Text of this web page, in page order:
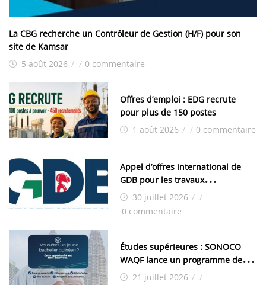
La CBG recherche un Contrôleur de Gestion (H/F) pour son
site de Kamsar
5 août 2026 / / 0 commentaire
Offres d’emploi : EDG recrute
pour plus de 150 postes
1 août 2026 / / 0 commentaire
Appel d’offres international de
GDB pour les travaux
d’aménagement de la zone
industrielle de FANDJE (PAZIF)
30 juillet 2026 / /
0 commentaire
Études supérieures : SONOCO
WAQF lance un programme de
bourses pour la Malaisie
21 juillet 2026 / /